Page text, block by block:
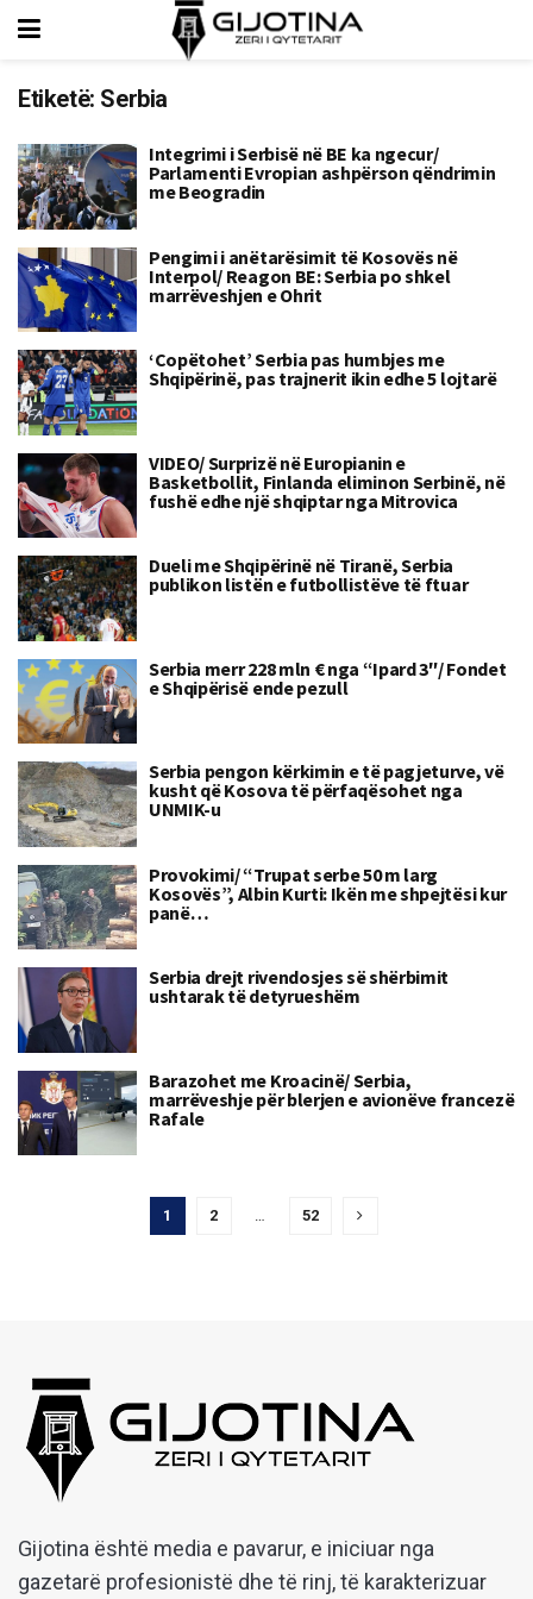
Etiketë: Serbia
Integrimi i Serbisë në BE ka ngecur/
Parlamenti Evropian ashpërson qëndrimin
me Beogradin
Pengimi i anëtarësimit të Kosovës në
Interpol/ Reagon BE: Serbia po shkel
marrëveshjen e Ohrit
‘Copëtohet’ Serbia pas humbjes me
Shqipërinë, pas trajnerit ikin edhe 5 lojtarë
VIDEO/ Surprizë në Europianin e
Basketbollit, Finlanda eliminon Serbinë, në
fushë edhe një shqiptar nga Mitrovica
Dueli me Shqipërinë në Tiranë, Serbia
publikon listën e futbollistëve të ftuar
Serbia merr 228 mln € nga “Ipard 3″/ Fondet
e Shqipërisë ende pezull
Serbia pengon kërkimin e të pagjeturve, vë
kusht që Kosova të përfaqësohet nga
UNMIK-u
Provokimi/ “Trupat serbe 50 m larg
Kosovës”, Albin Kurti: Ikën me shpejtësi kur
panë…
Serbia drejt rivendosjes së shërbimit
ushtarak të detyrueshëm
Barazohet me Kroacinë/ Serbia,
marrëveshje për blerjen e avionëve francezë
Rafale
1 2 … 52
Gijotina është media e pavarur, e iniciuar nga
gazetarë profesionistë dhe të rinj, të karakterizuar